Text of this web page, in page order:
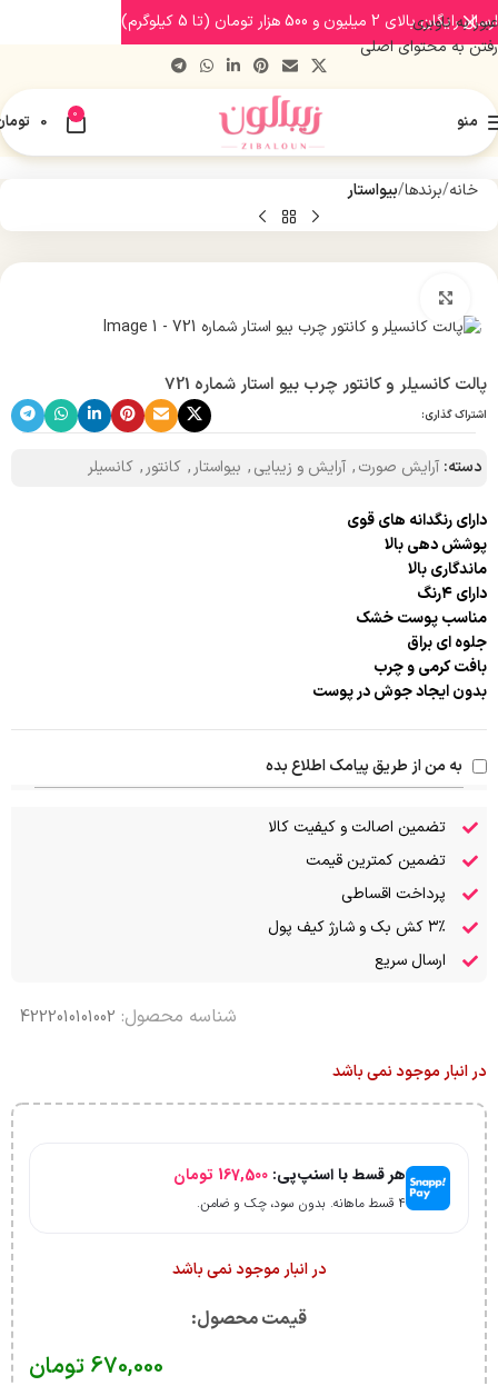
عبور به ناوبری
رفتن به محتوای اصلی
منو 0
0
خانه برندها بیواستار
پالت کانسیلر و کانتور چرب بیو استار شماره 721
اشتراک گذاری:
دسته: آرایش صورت, آرایش و زیبایی, بیواستار , کانتور , کانسیلر
دارای رنگدانه های قوی
پوشش دهی بالا
ماندگاری بالا
دارای ۴رنگ
مناسب پوست خشک
جلوه ای براق
بافت کرمی و چرب
بدون ایجاد جوش در پوست
به من از طریق پیامک اطلاع بده
تضمین اصالت و کیفیت کالا
تضمین کمترین قیمت
پرداخت اقساطی
۳٪ کش بک و شارژ کیف پول
ارسال سریع
شناسه محصول: 4222010101002
در انبار موجود نمی باشد
هر قسط با اسنپ‌پی: 167,500 تومان
۴ قسط ماهانه. بدون سود، چک و ضامن.
در انبار موجود نمی باشد
قیمت محصول:​
670,000 تومان
ارسال رایگان بالای 2 میلیون و 500 هزار تومان (تا 5 کیلوگرم)